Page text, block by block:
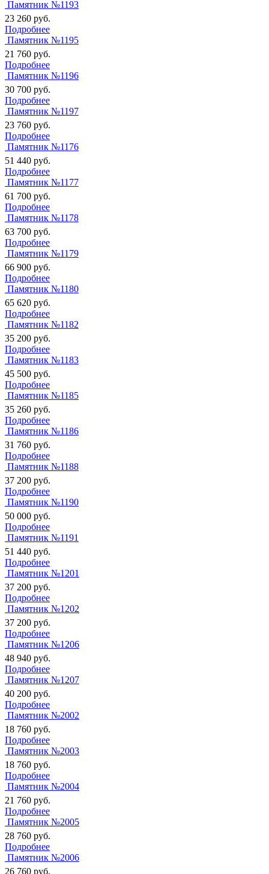
Памятник №1193
23 260 руб.
Подробнее
Памятник №1195
21 760 руб.
Подробнее
Памятник №1196
30 700 руб.
Подробнее
Памятник №1197
23 760 руб.
Подробнее
Памятник №1176
51 440 руб.
Подробнее
Памятник №1177
61 700 руб.
Подробнее
Памятник №1178
63 700 руб.
Подробнее
Памятник №1179
66 900 руб.
Подробнее
Памятник №1180
65 620 руб.
Подробнее
Памятник №1182
35 200 руб.
Подробнее
Памятник №1183
45 500 руб.
Подробнее
Памятник №1185
35 260 руб.
Подробнее
Памятник №1186
31 760 руб.
Подробнее
Памятник №1188
37 200 руб.
Подробнее
Памятник №1190
50 000 руб.
Подробнее
Памятник №1191
51 440 руб.
Подробнее
Памятник №1201
37 200 руб.
Подробнее
Памятник №1202
37 200 руб.
Подробнее
Памятник №1206
48 940 руб.
Подробнее
Памятник №1207
40 200 руб.
Подробнее
Памятник №2002
18 760 руб.
Подробнее
Памятник №2003
18 760 руб.
Подробнее
Памятник №2004
21 760 руб.
Подробнее
Памятник №2005
28 760 руб.
Подробнее
Памятник №2006
26 760 руб.